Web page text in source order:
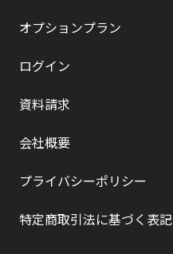
オプションプラン
ログイン
資料請求
会社概要
プライバシーポリシー
特定商取引法に基づく表記